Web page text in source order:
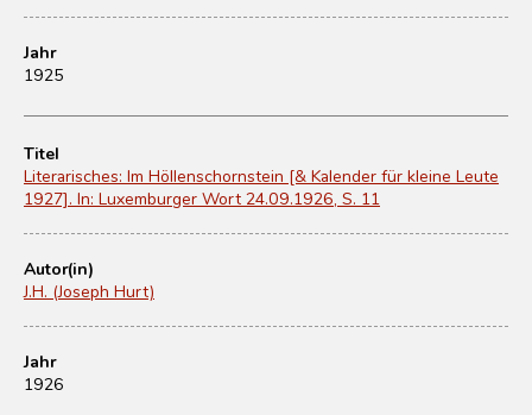
Jahr
1925
Titel
Literarisches: Im Höllenschornstein [& Kalender für kleine Leute
1927]. In: Luxemburger Wort 24.09.1926, S. 11
Autor(in)
J.H. (Joseph Hurt)
Jahr
1926